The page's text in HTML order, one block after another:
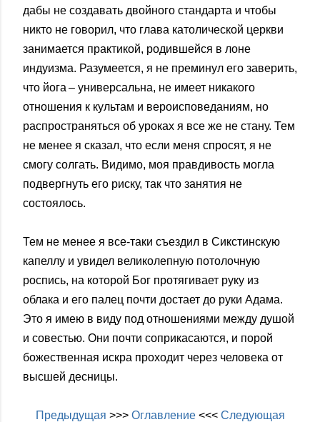
дабы не создавать двойного стандарта и чтобы
никто не говорил, что глава католической церкви
занимается практикой, родившейся в лоне
индуизма. Разумеется, я не преминул его заверить,
что йога – универсальна, не имеет никакого
отношения к культам и вероисповеданиям, но
распространяться об уроках я все же не стану. Тем
не менее я сказал, что если меня спросят, я не
смогу солгать. Видимо, моя правдивость могла
подвергнуть его риску, так что занятия не
состоялось.
Тем не менее я все-таки съездил в Сикстинскую
капеллу и увидел великолепную потолочную
роспись, на которой Бог протягивает руку из
облака и его палец почти достает до руки Адама.
Это я имею в виду под отношениями между душой
и совестью. Они почти соприкасаются, и порой
божественная искра проходит через человека от
высшей десницы.
Предыдущая >>> Оглавление<<< Следующая